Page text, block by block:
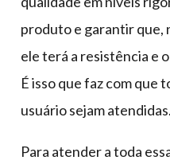
produto e garantir que,
ele terá a resistência e
É isso que faz com que
usuário sejam atendidas.
Para atender a toda